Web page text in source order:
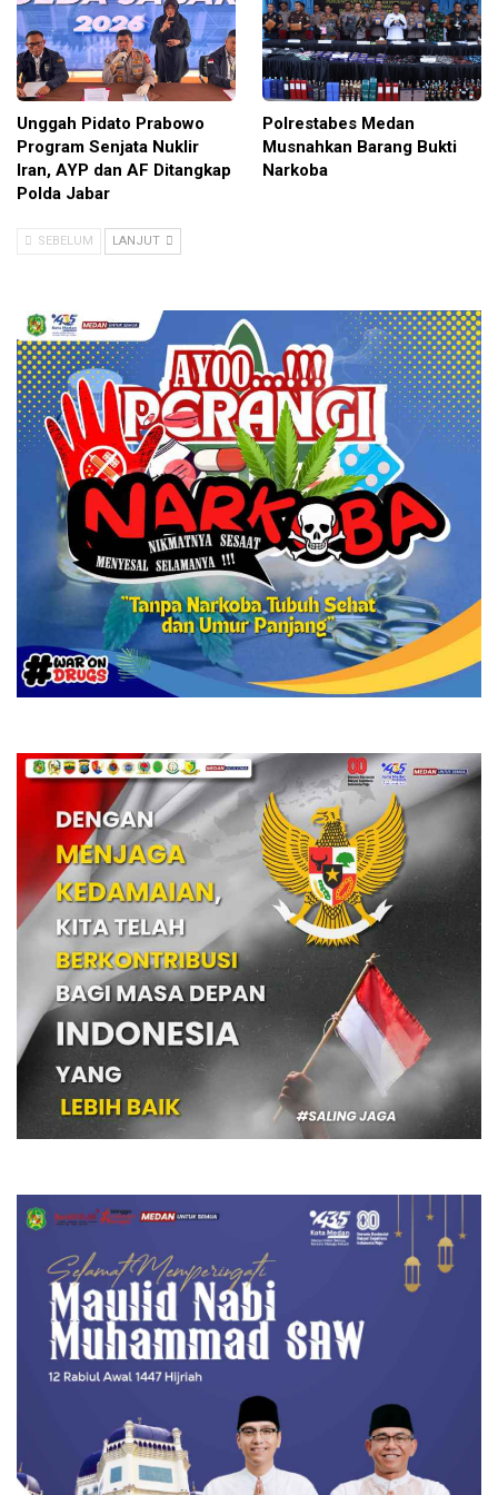
Unggah Pidato Prabowo
Program Senjata Nuklir
Iran, AYP dan AF Ditangkap
Polda Jabar
Polrestabes Medan
Musnahkan Barang Bukti
Narkoba
SEBELUM LANJUT